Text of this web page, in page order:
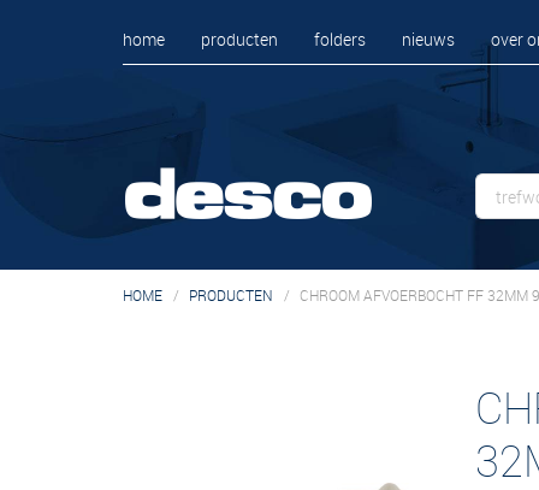
home producten folders nieuws over
HOME PRODUCTEN CHROOM AFVOERBOCHT FF 32MM